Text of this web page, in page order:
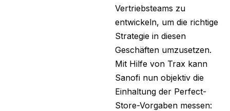
Vertriebsteams zu
entwickeln, um die richtige
Strategie in diesen
Geschäften umzusetzen.
Mit Hilfe von Trax kann
Sanofi nun objektiv die
Einhaltung der Perfect-
Store-Vorgaben messen: